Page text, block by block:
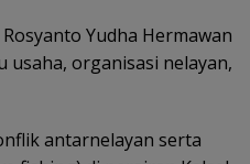
Yudha Hermawan
usaha, organisasi nelayan,
antarnelayan serta